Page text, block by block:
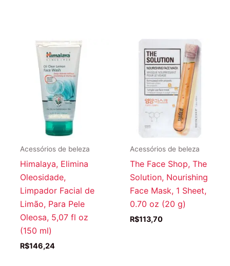
Acessórios de beleza
Himalaya, Elimina
Oleosidade,
Limpador Facial de
Limão, Para Pele
Oleosa, 5,07 fl oz
(150 ml)
R$146,24
Acessórios de beleza
The Face Shop, The
Solution, Nourishing
Face Mask, 1 Sheet,
0.70 oz (20 g)
R$113,70